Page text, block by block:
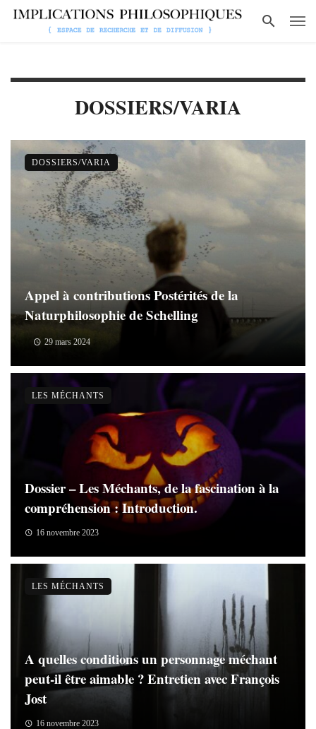
DOSSIERS/VARIA
Appel à contributions Postérités de la
Naturphilosophie de Schelling
29 mars 2024
DOSSIERS/VARIA
Dossier – Les Méchants, de la fascination à la
compréhension : Introduction.
16 novembre 2023
LES MÉCHANTS
A quelles conditions un personnage méchant
peut-il être aimable ? Entretien avec François
Jost
16 novembre 2023
LES MÉCHANTS